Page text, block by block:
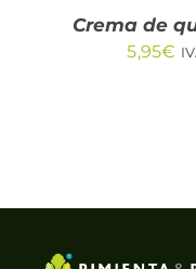
Crema de
5,95€